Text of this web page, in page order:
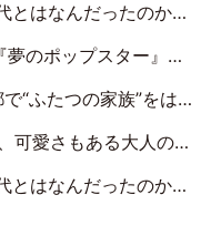
ョンシーメイクをしたら、場を完全に引かせてしまって。時代が変わったんだなって」
初日から全身全霊のステージ
谷友香に見送られ、“父”松岡昌宏とはハシゴ酒
さもある大人の女性に
3で辞めるというのを信じてなくて。そう言われてはいたけど、嘘でしょって」